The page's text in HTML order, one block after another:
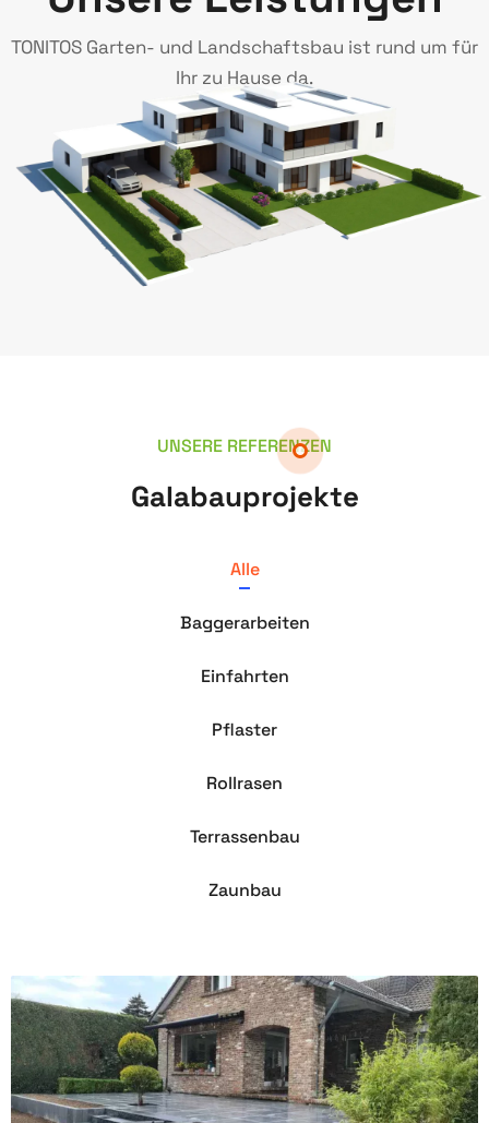
TONITOS Garten- und Landschaftsbau ist rund um für
Ihr zu Hause da.
UNSERE REFERENZEN
Galabauprojekte
Alle
Baggerarbeiten
Einfahrten
Pflaster
Rollrasen
Terrassenbau
Zaunbau